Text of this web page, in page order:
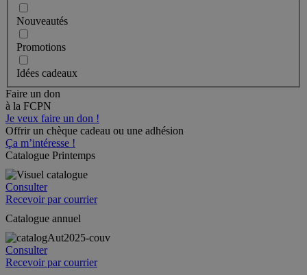
Nouveautés
Promotions
Idées cadeaux
Faire un don
à la FCPN
Je veux faire un don !
Offrir un chèque cadeau ou une adhésion
Ça m’intéresse !
Catalogue Printemps
Consulter
Recevoir par courrier
Catalogue annuel
Consulter
Recevoir par courrier